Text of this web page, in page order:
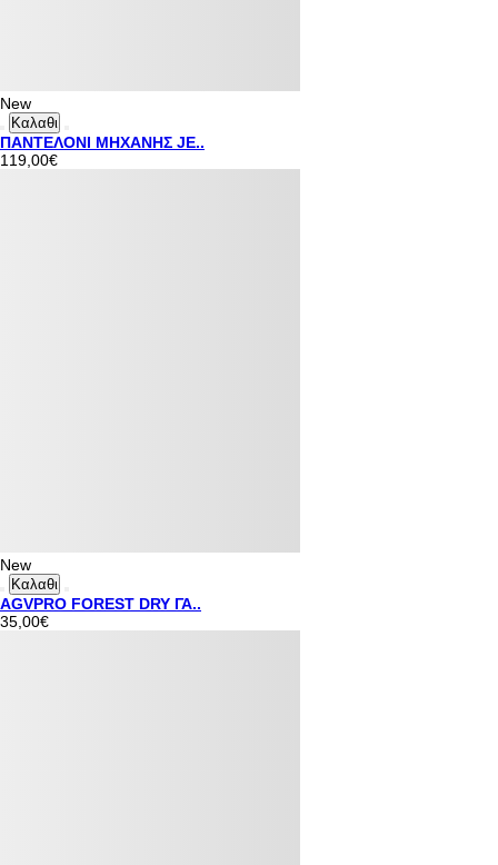
New
Καλαθι
ΠΑΝΤΕΛΟΝΙ ΜΗΧΑΝΗΣ JE..
119,00€
New
Καλαθι
AGVPRO FOREST DRY ΓΑ..
35,00€